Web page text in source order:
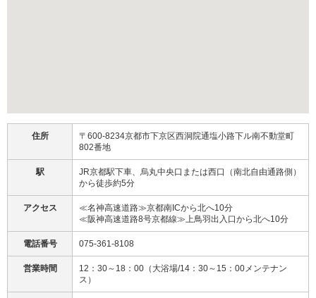
住所
〒600-8234京都市下京区西洞院通塩小路下ル南不動堂町
802番地
駅
JR京都駅下車、烏丸中央口または西口（南北自由通路側）
から徒歩約5分
アクセス
≪名神高速道路≫京都南ICから北へ10分
≪阪神高速道路8号京都線≫上鳥羽出入口から北へ10分
電話番号 075-361-8108
営業時間
12：30～18：00（大浴場/14：30～15：00メンテナン
ス）